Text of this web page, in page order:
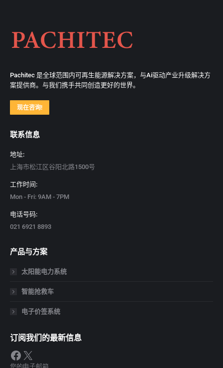
Pachitec 是全球范围内可再生能源解决方案，与Ai驱动产业升级解决方
案提供商。与我们携手共同创造更好的世界。
现在咨询!
联系信息
地址:
上海市松江区谷阳北路1500号
工作时间:
Mon - Fri: 9AM - 7PM
电话号码:
021 6921 8893
产品与方案
太阳能电力系统
智能抢救车
电子价签系统
订阅我们的最新信息
Facebook
X
您的电子邮箱